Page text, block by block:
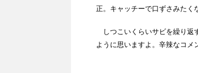
正。キャッチーで口ずさみたく
しつこいくらいサビを繰り返
ように思いますよ。辛辣なコメ